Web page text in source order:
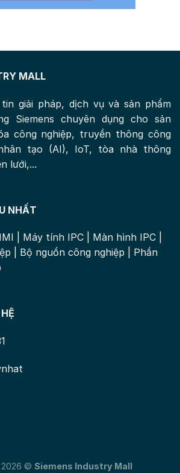
MALL
giải pháp, dịch vụ và sản phẩm
Siemens chuyên dụng cho sản
công nghiệp, truyền thông công
tạo (AI), IoT, tòa nhà thông
lưới,...
NHẤT
Máy tính IPC Màn hình IPC
Bộ nguồn công nghiệp
Phần
© Siemens Industry Mall